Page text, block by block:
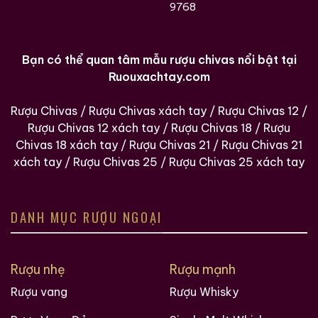
rượu ngoại xách tay có tâm và có kiến thức về
rượu sưu tầm.
7. Mua House of Peers Charles and Diana
Decanter Ở Đâu?
ruouxachtay.comtự hào là đơn vị tiên phong trong
việc săn tìm những dòng rượu kỷ niệm và rượu cổ quý
Cam kết chính hãng:Mọi sản phẩm đều được
tuyển chọn kỹ lưỡng từ các thị trường quốc tế
Bảo quản tiêu chuẩn:
Chúng tôi hiểu giá trị của
từng bình rượu và luôn bảo quản trong điều kiện tối
9768
Bạn có thể quan tâm mẫu rượu chivas nổi bật tại
Ruouxachtay.com
Rượu Chivas / Rượu Chivas xách tay / Rượu Chivas 12 /
Rượu Chivas 12 xách tay / Rượu Chivas 18 / Rượu
Chivas 18 xách tay / Rượu Chivas 21 / Rượu Chivas 21
xách tay / Rượu Chivas 25 / Rượu Chivas 25 xách tay
DANH MỤC RƯỢU NGOẠI
Rượu nhẹ
Rượu vang
Rượu mạnh
Rượu Whisky